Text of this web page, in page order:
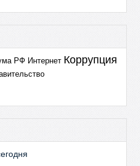
РФ Интернет Коррупция